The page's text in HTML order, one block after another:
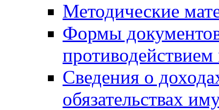
Методические
Формы
Сведения о
обязательствах